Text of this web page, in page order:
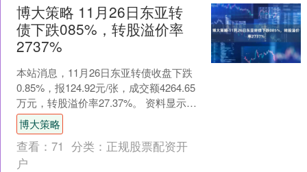
博大策略 11月26日东亚转
债下跌085%，转股溢价率
2737%
本站消息，11月26日东亚转债收盘下跌
0.85%，报124.92元/张，成交额4264.65
万元，转股溢价率27.37%。 资料显示，
东亚转债信用级别为“A+”....
博大策略
查看： 71 分类： 正规股票配资开
户